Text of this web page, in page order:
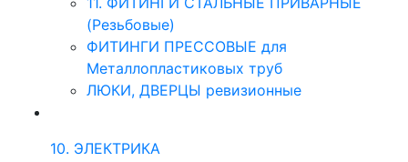
(Резьбовые)
ФИТИНГИ ПРЕССОВЫЕ для
Металлопластиковых труб
ЛЮКИ, ДВЕРЦЫ ревизионные
10. ЭЛЕКТРИКА